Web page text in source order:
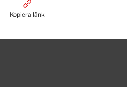
Kopiera länk